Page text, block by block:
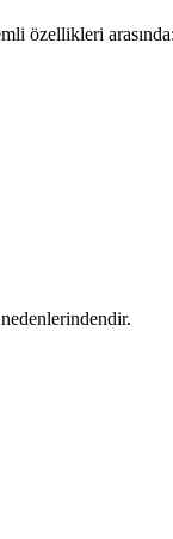
özellikleri arasında: